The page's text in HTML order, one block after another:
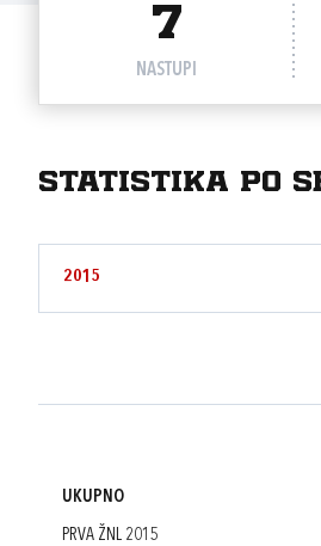
7
NASTUPI
Statistika po
2015
UKUPNO
PRVA ŽNL 2015